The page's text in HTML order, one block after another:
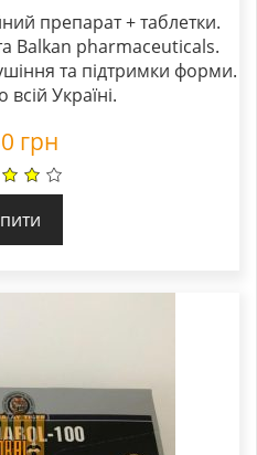
препарат + таблетки.
Balkan pharmaceuticals.
та підтримки форми.
Україні.
грн